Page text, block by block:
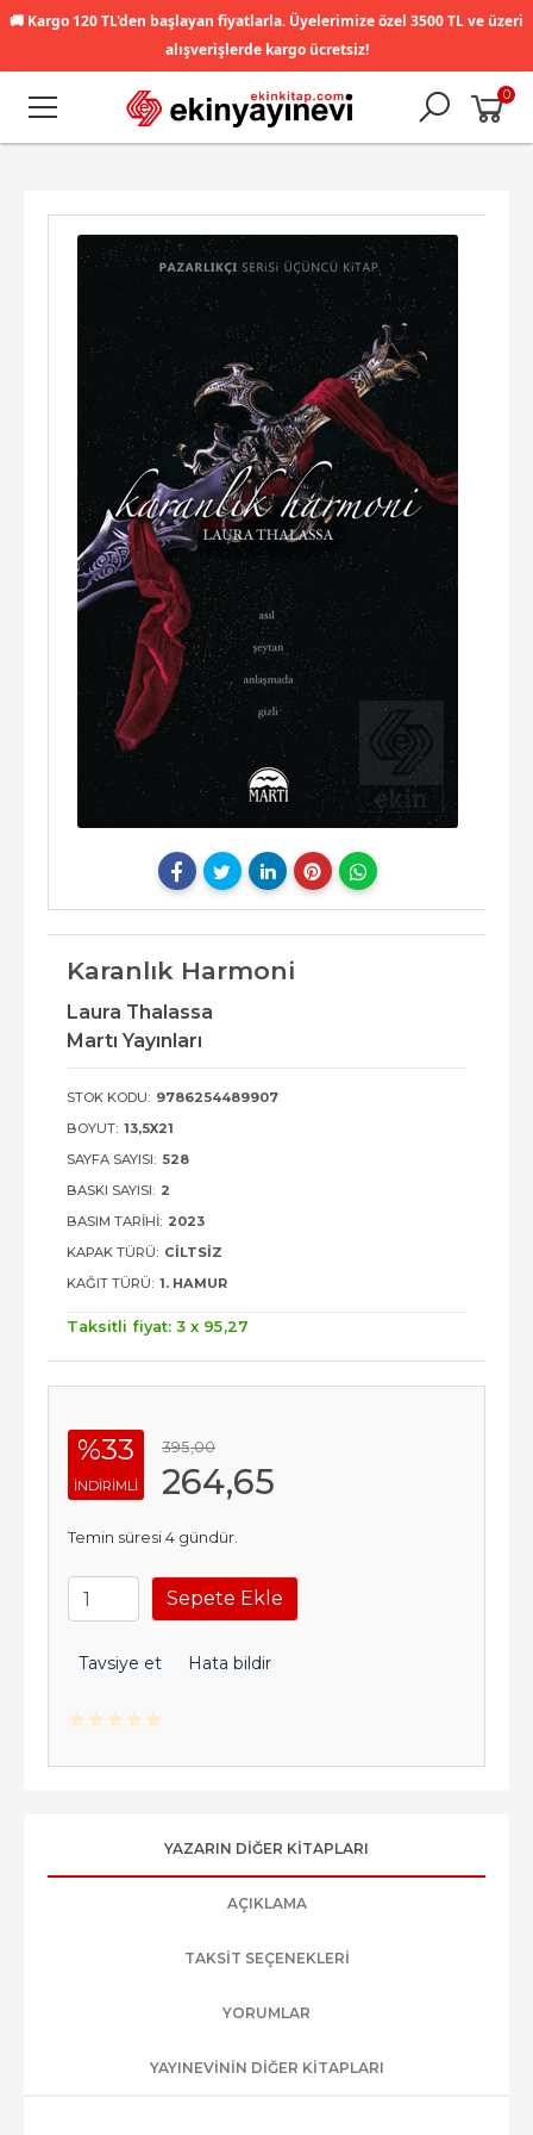
🚚 Kargo 120 TL'den başlayan fiyatlarla. Üyelerimize özel 3500 TL ve üzeri
alışverişlerde kargo ücretsiz!
0
Karanlık Harmoni
Laura Thalassa
Martı Yayınları
STOK KODU: 9786254489907
BOYUT: 13,5X21
SAYFA SAYISI: 528
BASKI SAYISI: 2
BASIM TARIHI: 2023
KAPAK TÜRÜ: CILTSIZ
KAĞIT TÜRÜ: 1. HAMUR
Taksitli fiyat: 3 x 95,27
%33
INDIRIMLI
395,00
264,65
Temin süresi 4 gündür.
Sepete Ekle
Tavsiye et Hata bildir
YAZARIN DIĞER KITAPLARI
AÇIKLAMA
TAKSIT SEÇENEKLERI
YORUMLAR
YAYINEVININ DIĞER KITAPLARI